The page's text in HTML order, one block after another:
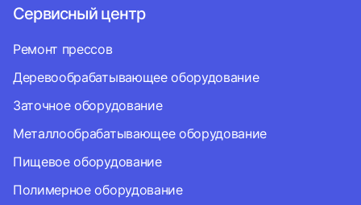
Сервисный центр
Ремонт прессов
Деревообрабатывающее оборудование
Заточное оборудование
Металлообрабатывающее оборудование
Пищевое оборудование
Полимерное оборудование